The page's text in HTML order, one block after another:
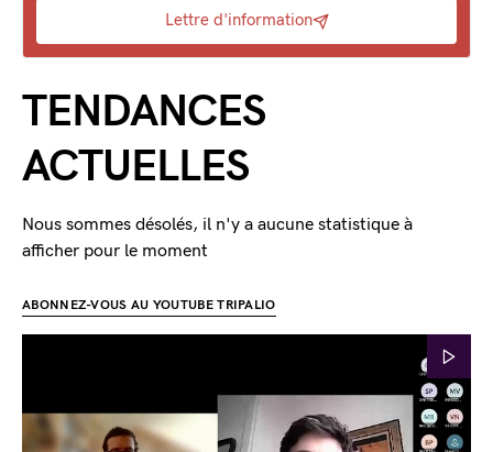
Lettre d'information
TENDANCES
ACTUELLES
Nous sommes désolés, il n'y a aucune statistique à
afficher pour le moment
ABONNEZ-VOUS AU YOUTUBE TRIPALIO